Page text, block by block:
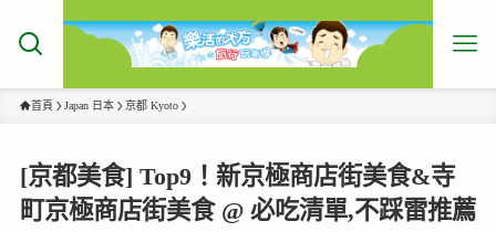
首頁 Japan 日本 京都 Kyoto
[京都美食] Top9！新京極商店街美食&寺
町京極商店街美食 @ 必吃清單,不踩雷推薦